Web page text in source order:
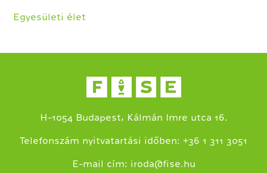
Egyesületi élet
H-1054 Budapest, Kálmán Imre utca 16.
Telefonszám nyitvatartási időben: +36 1 311 3051
E-mail cím: iroda@fise.hu